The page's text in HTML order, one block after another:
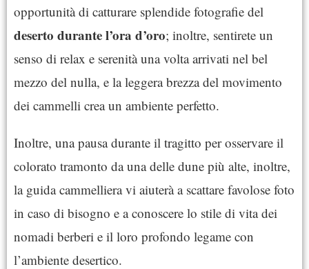
opportunità di catturare splendide fotografie del
deserto durante l’ora d’oro; inoltre, sentirete un
senso di relax e serenità una volta arrivati nel bel
mezzo del nulla, e la leggera brezza del movimento
dei cammelli crea un ambiente perfetto.
Inoltre, una pausa durante il tragitto per osservare il
colorato tramonto da una delle dune più alte, inoltre,
la guida cammelliera vi aiuterà a scattare favolose foto
in caso di bisogno e a conoscere lo stile di vita dei
nomadi berberi e il loro profondo legame con
l’ambiente desertico.